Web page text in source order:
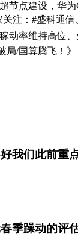
节点建设，华
关注：#盛科通
动率维持高位
局/国算腾飞！》
我们此前重
季躁动的